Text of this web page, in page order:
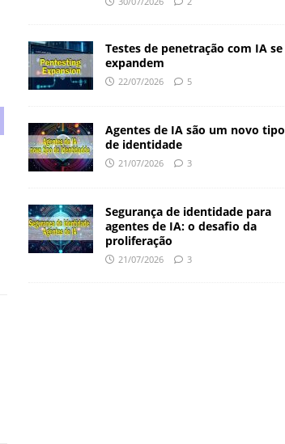
Testes de penetração com IA se
expandem
22/07/2026 5
Agentes de IA são um novo tipo
de identidade
21/07/2026 3
Segurança de identidade para
agentes de IA: o desafio da
proliferação
21/07/2026 3